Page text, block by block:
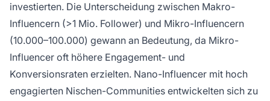
investierten. Die Unterscheidung zwischen Makro-
Influencern (>1 Mio. Follower) und Mikro-Influencern
(10.000–100.000) gewann an Bedeutung, da Mikro-
Influencer oft höhere Engagement- und
Konversionsraten erzielten. Nano-Influencer mit hoch
engagierten Nischen-Communities entwickelten sich zu